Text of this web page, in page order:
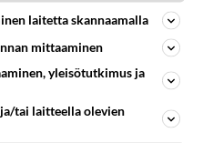
ja tyttöystäväni tuli
yllätyksen onnen ja ilon
laitetta skannaamalla
mittaaminen
yleisötutkimus ja
tai laitteella olevien